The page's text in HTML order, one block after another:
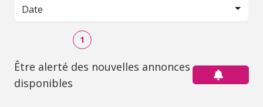
Date
1
Être alerté des nouvelles annonces
disponibles